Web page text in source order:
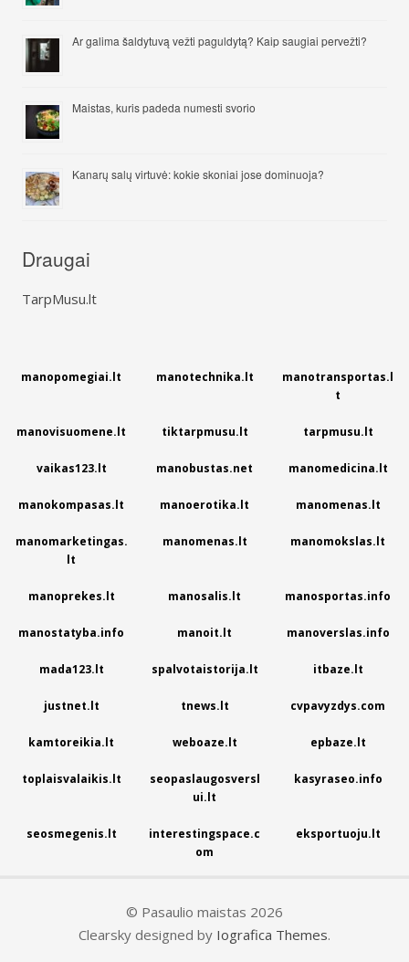
Ar galima šaldytuvą vežti paguldytą? Kaip saugiai pervežti?
Maistas, kuris padeda numesti svorio
Kanarų salų virtuvė: kokie skoniai jose dominuoja?
Draugai
TarpMusu.lt
manopomegiai.lt manotechnika.lt
manotransportas.l
t
manovisuomene.lt tiktarpmusu.lt tarpmusu.lt
vaikas123.lt manobustas.net manomedicina.lt
manokompasas.lt manoerotika.lt manomenas.lt
manomarketingas.
lt
manomenas.lt manomokslas.lt
manoprekes.lt manosalis.lt manosportas.info
manostatyba.info manoit.lt manoverslas.info
mada123.lt spalvotaistorija.lt itbaze.lt
justnet.lt tnews.lt cvpavyzdys.com
kamtoreikia.lt weboaze.lt epbaze.lt
toplaisvalaikis.lt
seopaslaugosversl
ui.lt
kasyraseo.info
seosmegenis.lt
interestingspace.c
om
eksportuoju.lt
© Pasaulio maistas 2026
Clearsky designed by Iografica Themes.